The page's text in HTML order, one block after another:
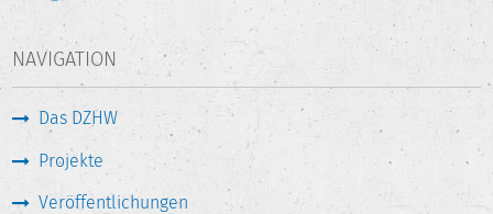
NAVIGATION
Das DZHW
Projekte
Veröffentlichungen